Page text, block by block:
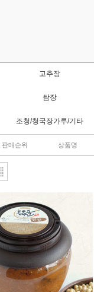
고추장
쌈장
조청/청국장가루/기타
판매순위 상품명